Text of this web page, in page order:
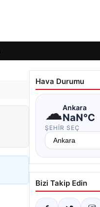
Hava Durumu
☁Ankara
NaN°C
ŞEHIR SEÇ
Bizi Takip Edin